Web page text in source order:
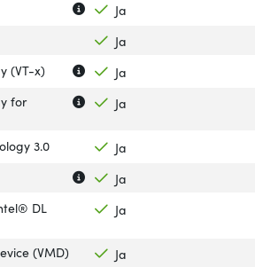
Uitleg over 'Intel® OS Guard'
Verberg uitleg over 'Intel® OS
Ja
Ja
Uitleg over 'Intel®
Verberg uitleg over 'Intel®
(VT-x)
Ja
Uitleg over 'Intel®
Verberg uitleg over 'Intel®
for
Ja
3.0
Ja
Uitleg over 'Intel® Boot Guard'
Verberg uitleg over 'Intel®
Ja
DL
Ja
(VMD)
Ja